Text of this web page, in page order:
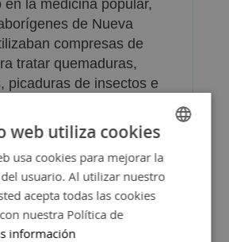
en la medicina popular,
de Nueva
compresas de
tratar quemaduras,
picaduras de insectos e
miel de Manuka
de Nueva Zelanda, de la
mundial en producción
de Miel de Manuka,
envasada en su país de
sus propiedades
SPANISH
ENGLISH
web utiliza cookies
usa cookies para mejorar la
usuario. Al utilizar nuestro
acepta todas las cookies
nuestra Política de
información